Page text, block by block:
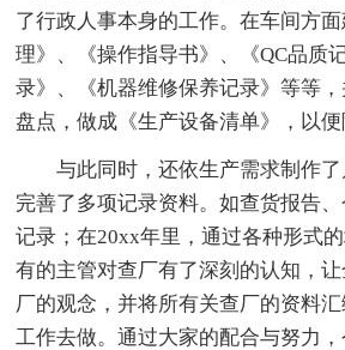
了行政人事本身的工作。在车间方
理》、《操作指导书》、《QC品质
录》、《机器维修保养记录》等等
盘点，做成《生产设备清单》，以便
与此同时，还依生产需求制作了
完善了多项记录资料。如查货报告
记录；在20xx年里，通过各种形式
有的主管对查厂有了深刻的认知，
厂的观念，并将所有关查厂的资料
工作去做。通过大家的配合与努力